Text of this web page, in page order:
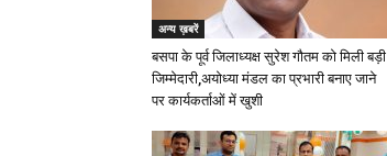
अन्य ख़बरें
बसपा के पूर्व जिलाध्यक्ष सुरेश गौतम को मिली बड़ी
जिम्मेदारी,अयोध्या मंडल का प्रभारी बनाए जाने
पर कार्यकर्ताओं में खुशी